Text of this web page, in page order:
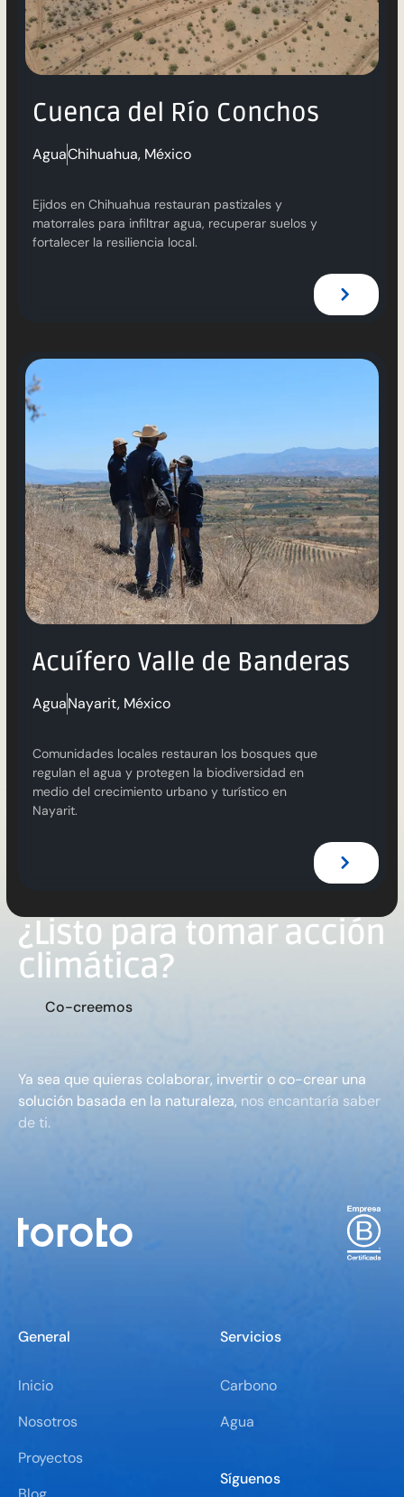
Cuenca del Río Conchos
AguaChihuahua, México
Ejidos en Chihuahua restauran pastizales y
matorrales para infiltrar agua, recuperar suelos y
fortalecer la resiliencia local.
Acuífero Valle de Banderas
AguaNayarit, México
Comunidades locales restauran los bosques que
regulan el agua y protegen la biodiversidad en
medio del crecimiento urbano y turístico en
Nayarit.
¿Listo para tomar acción
climática?
Co-creemos
Ya sea que quieras colaborar, invertir o co-crear una
solución basada en la naturaleza, nos encantaría saber
de ti.
General
Inicio
Nosotros
Proyectos
Servicios
Carbono
Agua
Síguenos